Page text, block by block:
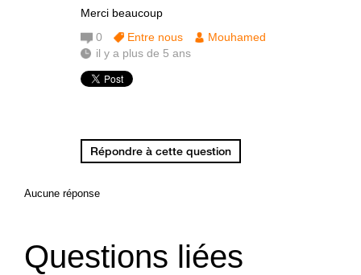
Merci beaucoup
0 Entre nous
Mouhamed
il y a plus de 5 ans
Répondre à cette question
Aucune réponse
Questions liées